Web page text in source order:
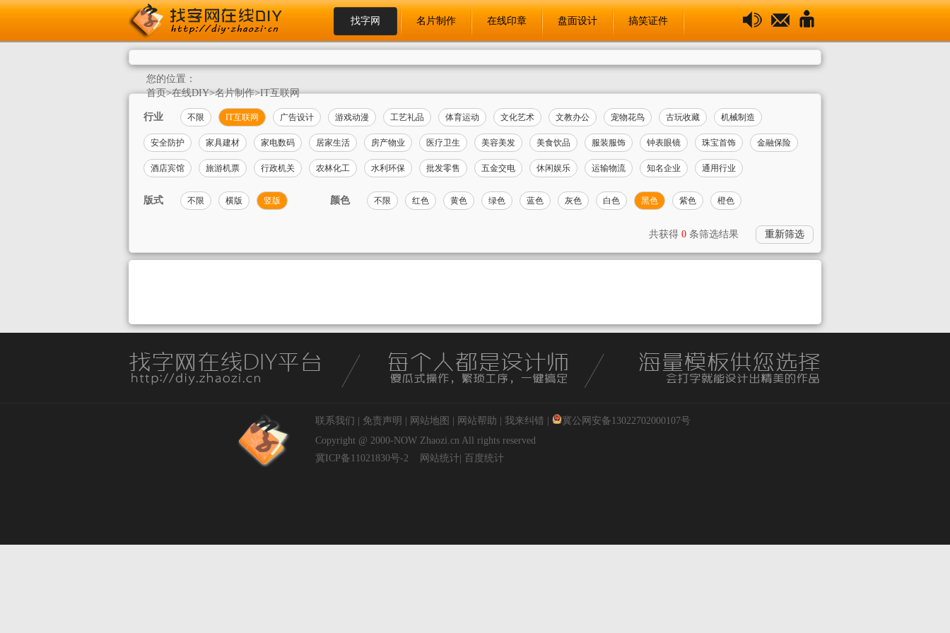
找字网 名片制作 在线印章 盘面设计 搞笑证件
您的位置：
首页>在线DIY>名片制作>IT互联网
行业 不限 IT互联网 广告设计 游戏动漫 工艺礼品 体育运动 文化艺术 文教办公 宠物花鸟 古玩收藏 机械制造
安全防护 家具建材 家电数码 居家生活 房产物业 医疗卫生 美容美发 美食饮品 服装服饰 钟表眼镜 珠宝首饰 金融保险
酒店宾馆 旅游机票 行政机关 农林化工 水利环保 批发零售 五金交电 休闲娱乐 运输物流 知名企业 通用行业
版式 不限 横版 竖版 颜色 不限 红色 黄色 绿色 蓝色 灰色 白色 黑色 紫色 橙色
共获得 0 条筛选结果 重新筛选
联系我们 免责声明 网站地图 网站帮助 我来纠错
冀公网安备13022702000107号
Copyright @ 2000-NOW Zhaozi.cn All rights reserved
冀ICP备11021830号-2
网站统计 百度统计